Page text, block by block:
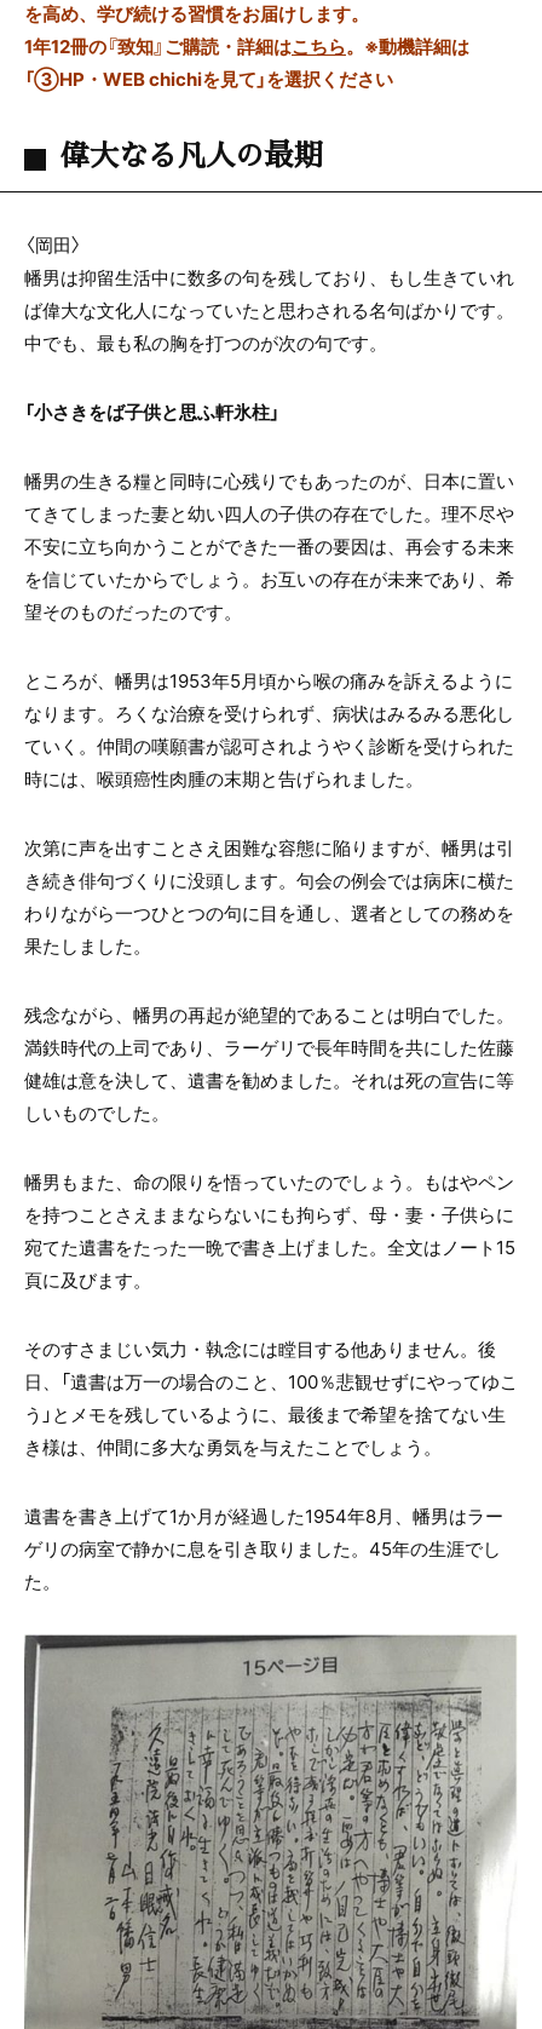
を高め、学び続ける習慣をお届けします。
1年12冊の『致知』ご購読・詳細はこちら。 ※動機詳細は
「③HP・WEB chichiを見て」を選択ください
偉大なる凡人の最期
〈岡田〉
幡男は抑留生活中に数多の句を残しており、もし生きていれ
ば偉大な文化人になっていたと思わされる名句ばかりです。
中でも、最も私の胸を打つのが次の句です。
「小さきをば子供と思ふ軒氷柱」
幡男の生きる糧と同時に心残りでもあったのが、日本に置い
てきてしまった妻と幼い四人の子供の存在でした。理不尽や
不安に立ち向かうことができた一番の要因は、再会する未来
を信じていたからでしょう。お互いの存在が未来であり、希
望そのものだったのです。
ところが、幡男は1953年5月頃から喉の痛みを訴えるように
なります。ろくな治療を受けられず、病状はみるみる悪化し
ていく。仲間の嘆願書が認可されようやく診断を受けられた
時には、喉頭癌性肉腫の末期と告げられました。
次第に声を出すことさえ困難な容態に陥りますが、幡男は引
き続き俳句づくりに没頭します。句会の例会では病床に横た
わりながら一つひとつの句に目を通し、選者としての務めを
果たしました。
残念ながら、幡男の再起が絶望的であることは明白でした。
満鉄時代の上司であり、ラーゲリで長年時間を共にした佐藤
健雄は意を決して、遺書を勧めました。それは死の宣告に等
しいものでした。
幡男もまた、命の限りを悟っていたのでしょう。もはやペン
を持つことさえままならないにも拘らず、母・妻・子供らに
宛てた遺書をたった一晩で書き上げました。全文はノート15
頁に及びます。
そのすさまじい気力・執念には瞠目する他ありません。後
日、「遺書は万一の場合のこと、100％悲観せずにやってゆこ
う」とメモを残しているように、最後まで希望を捨てない生
き様は、仲間に多大な勇気を与えたことでしょう。
遺書を書き上げて1か月が経過した1954年8月、幡男はラー
ゲリの病室で静かに息を引き取りました。45年の生涯でし
た。